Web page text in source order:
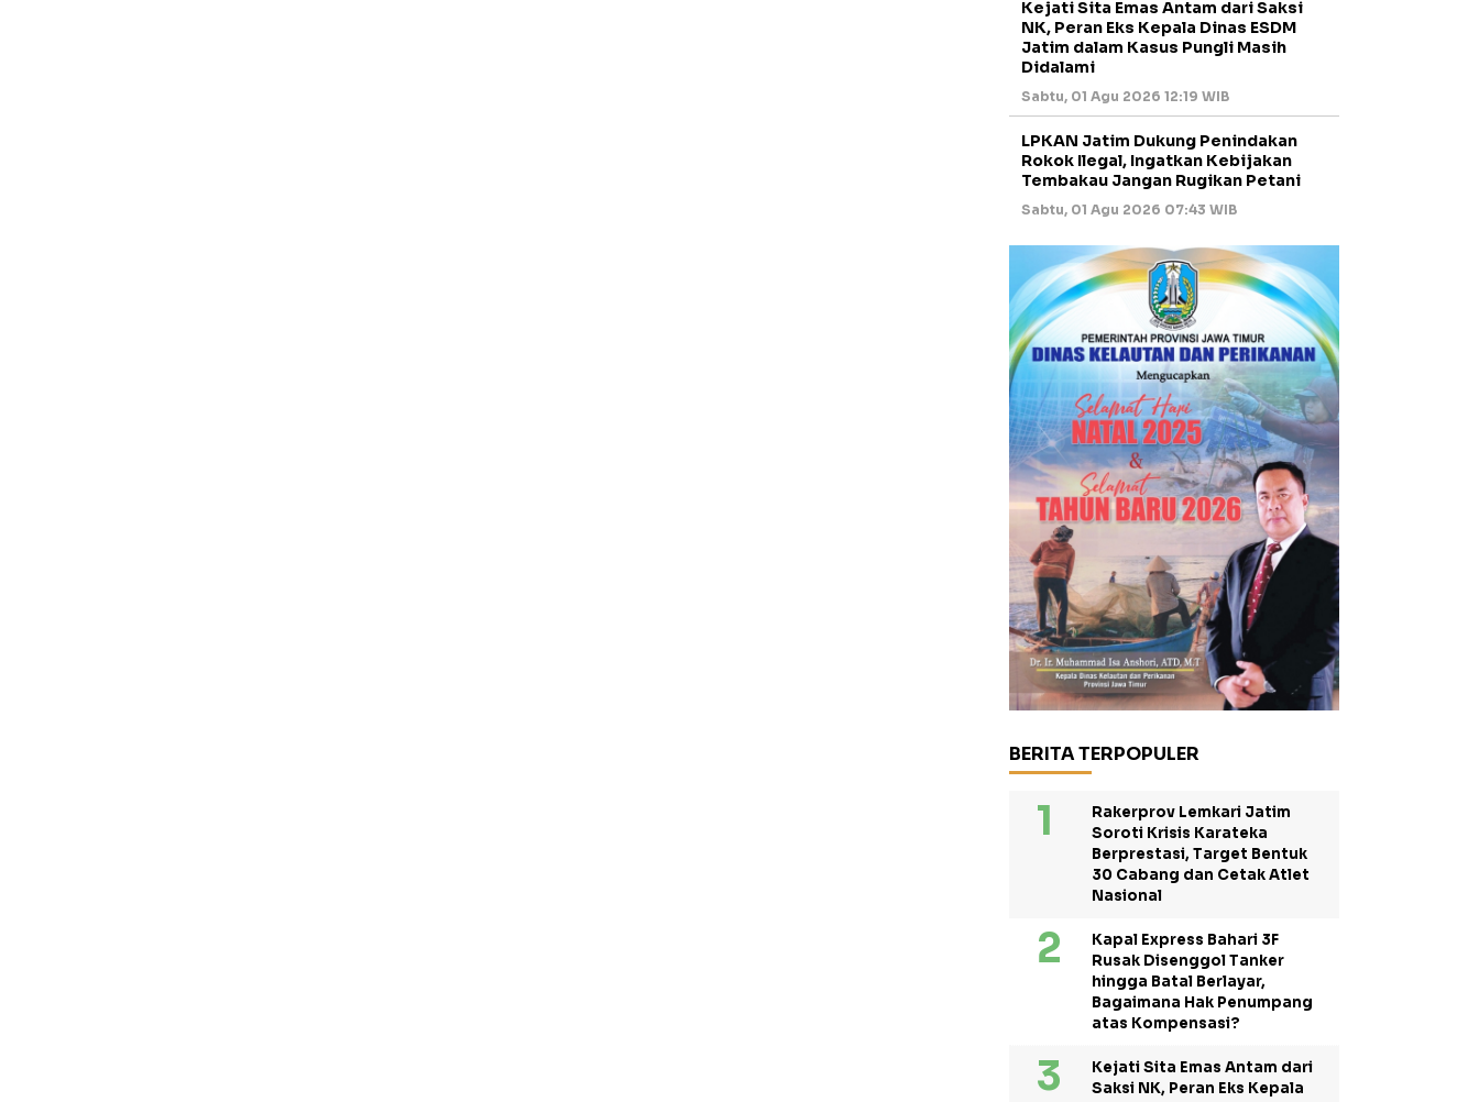
Kejati Sita Emas Antam dari Saksi
NK, Peran Eks Kepala Dinas ESDM
Jatim dalam Kasus Pungli Masih
Didalami
Sabtu, 01 Agu 2026 12:19 WIB
LPKAN Jatim Dukung Penindakan
Rokok Ilegal, Ingatkan Kebijakan
Tembakau Jangan Rugikan Petani
Sabtu, 01 Agu 2026 07:43 WIB
BERITA TERPOPULER
Rakerprov Lemkari Jatim
Soroti Krisis Karateka
Berprestasi, Target Bentuk
30 Cabang dan Cetak Atlet
Nasional
Kapal Express Bahari 3F
Rusak Disenggol Tanker
hingga Batal Berlayar,
Bagaimana Hak Penumpang
atas Kompensasi?
Kejati Sita Emas Antam dari
Saksi NK, Peran Eks Kepala